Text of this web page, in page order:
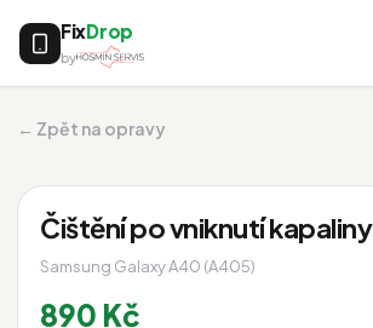
FixDrop
by
← Zpět na opravy
Čištění po vniknutí kapaliny
Samsung Galaxy A40 (A405)
890 Kč